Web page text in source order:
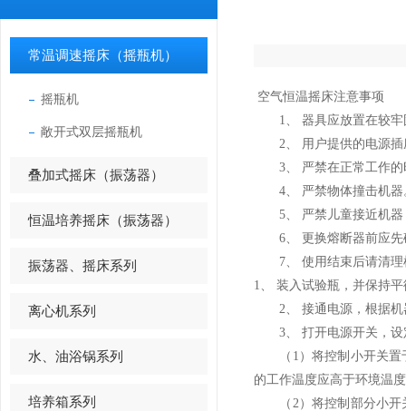
常温调速摇床（摇瓶机）
摇瓶机
敞开式双层摇瓶机
叠加式摇床（振荡器）
恒温培养摇床（振荡器）
振荡器、摇床系列
离心机系列
水、油浴锅系列
培养箱系列
空气恒温摇床注意事项
1、 器具应放置在较牢
2、 用户提供的电源插
3、 严禁在正常工作的
4、 严禁物体撞击机器
5、 严禁儿童接近机器
6、 更换熔断器前应先
7、 使用结束后请清理
1、 装入试验瓶，并保持
2、 接通电源，根据机
3、 打开电源开关，设
（1）将控制小开关置于
的工作温度应高于环境温
（2）将控制部分小开关